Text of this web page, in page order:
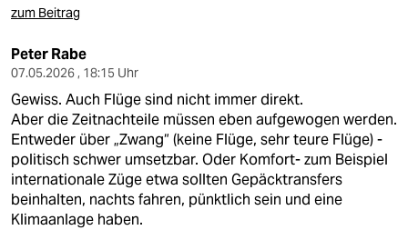
zum Beitrag
Peter Rabe
07.05.2026 , 18:15 Uhr
Gewiss. Auch Flüge sind nicht immer direkt.
Aber die Zeitnachteile müssen eben aufgewogen werden.
Entweder über „Zwang“ (keine Flüge, sehr teure Flüge) -
politisch schwer umsetzbar. Oder Komfort- zum Beispiel
internationale Züge etwa sollten Gepäcktransfers
beinhalten, nachts fahren, pünktlich sein und eine
Klimaanlage haben.